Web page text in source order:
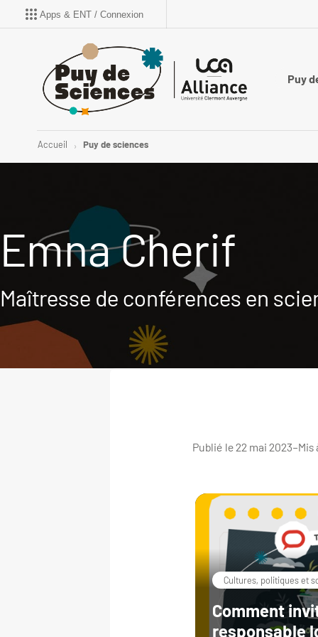
Apps & ENT / Connexion
Puy
Accueil Puy de sciences
Emna Cherif
Maîtresse de conférences en
Publié le 22 mai 2023–Mis
Cultures, politiques et
Comment
responsable